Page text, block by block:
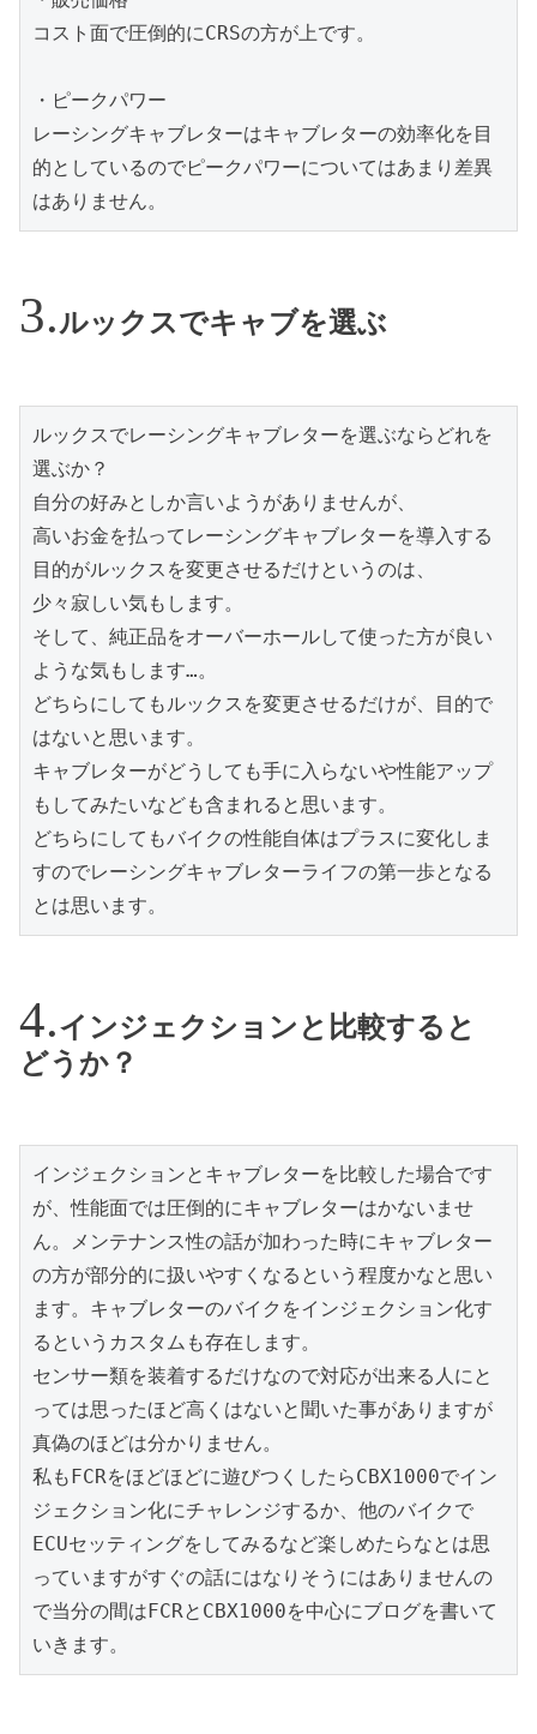
コスト面で圧倒的にCRSの方が上です。
・ピークパワー
レーシングキャブレターはキャブレターの効率化を目
的としているのでピークパワーについてはあまり差異
はありません。
ルックスでキャブを選ぶ
ルックスでレーシングキャブレターを選ぶならどれを
選ぶか？
自分の好みとしか言いようがありませんが、
高いお金を払ってレーシングキャブレターを導入する
目的がルックスを変更させるだけというのは、
少々寂しい気もします。
そして、純正品をオーバーホールして使った方が良い
ような気もします…。
どちらにしてもルックスを変更させるだけが、目的で
はないと思います。
キャブレターがどうしても手に入らないや性能アップ
もしてみたいなども含まれると思います。
どちらにしてもバイクの性能自体はプラスに変化しま
すのでレーシングキャブレターライフの第一歩となる
とは思います。
インジェクションと比較すると
どうか？
インジェクションとキャブレターを比較した場合です
が、性能面では圧倒的にキャブレターはかないませ
ん。メンテナンス性の話が加わった時にキャブレター
の方が部分的に扱いやすくなるという程度かなと思い
ます。キャブレターのバイクをインジェクション化す
るというカスタムも存在します。
センサー類を装着するだけなので対応が出来る人にと
っては思ったほど高くはないと聞いた事がありますが
真偽のほどは分かりません。
私もFCRをほどほどに遊びつくしたらCBX1000でイン
ジェクション化にチャレンジするか、他のバイクで
ECUセッティングをしてみるなど楽しめたらなとは思
っていますがすぐの話にはなりそうにはありませんの
で当分の間はFCRとCBX1000を中心にブログを書いて
いきます。